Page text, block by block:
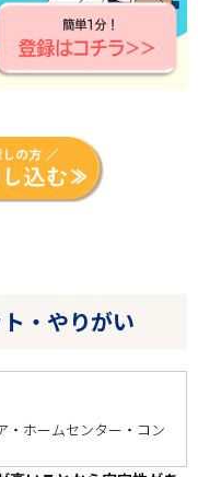
・やりがい
・ホームセンター・コン